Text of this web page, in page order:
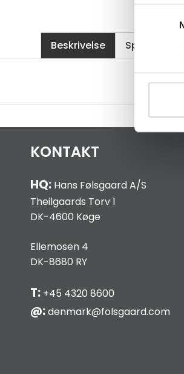
Beskrivelse
KONTAKT
HQ:Hans Følsgaard A/S
Theilgaards Torv 1
DK-4600 Køge
Ellemosen 4
DK-8680 RY
T:+45 4320 8600
@:denmark@folsgaard.com